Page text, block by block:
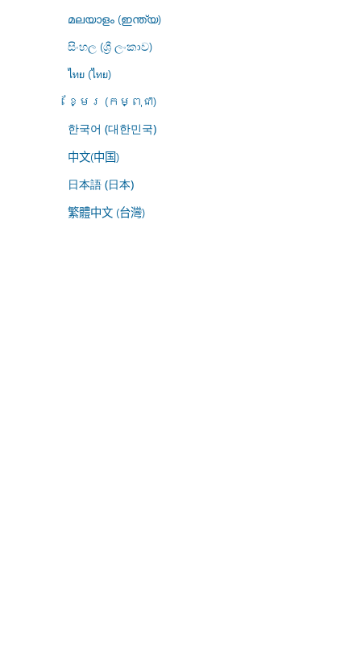
മലയാളം (ഇന്ത്യ)
සිංහල (ශ්‍රී ලංකාව)
ไทย (ไทย)
ខ្មែរ (កម្ពុជា)
한국어 (대한민국)
中文(中国)
日本語 (日本)
繁體中文 (台灣)